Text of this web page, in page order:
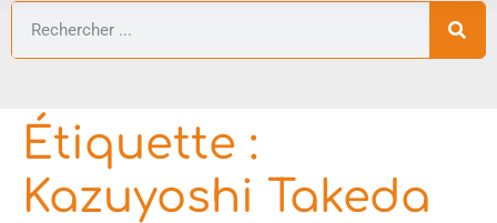
Étiquette :
Kazuyoshi Takeda